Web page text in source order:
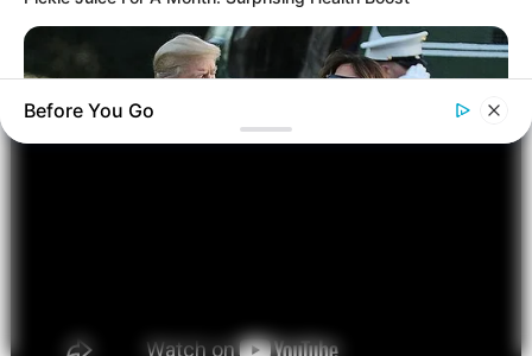
Melania Trump Moments We Can't Believe Were Caught On
Before You Go